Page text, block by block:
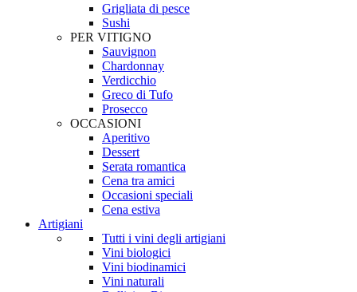
Grigliata di pesce
Sushi
PER VITIGNO
Sauvignon
Chardonnay
Verdicchio
Greco di Tufo
Prosecco
OCCASIONI
Aperitivo
Dessert
Serata romantica
Cena tra amici
Occasioni speciali
Cena estiva
Artigiani
Tutti i vini degli artigiani
Vini biologici
Vini biodinamici
Vini naturali